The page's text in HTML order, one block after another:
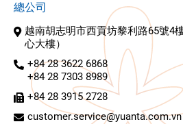
總公司
越南胡志明市西貢坊黎利路65號4
心大樓）
+84 28 3622 6868
+84 28 7303 8989
+84 28 3915 2728
customer.service@yuanta.com.vn